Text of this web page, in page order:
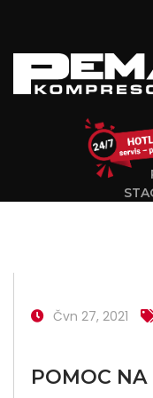
Čvn 27, 2021
POMOC